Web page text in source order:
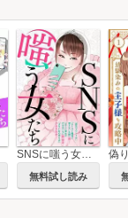
SNSに嗤う女たち
無料試し読み